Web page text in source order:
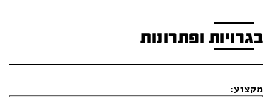
בגרויות ופתרונות
מקצוע: